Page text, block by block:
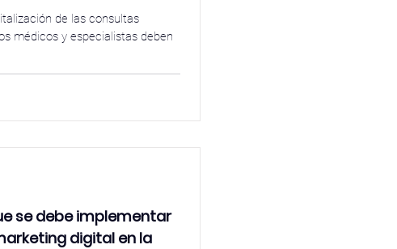
de las consultas
médicos y especialistas deben
se debe implementar
digital en la